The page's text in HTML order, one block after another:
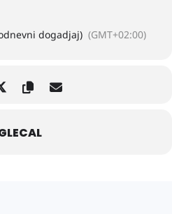
dogadjaj) (GMT+02:00)